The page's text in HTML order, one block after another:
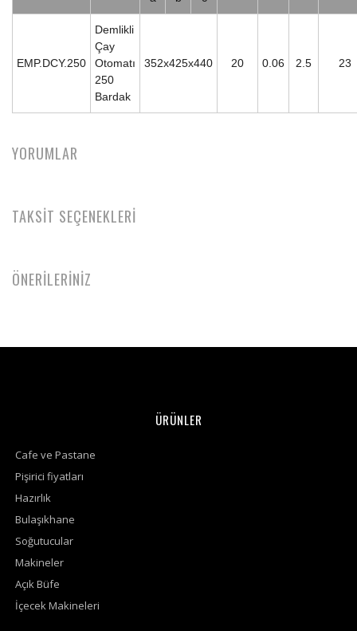
EMP.DCY.250
Demlikli
Çay
Otomatı
250
Bardak
352x425x440 20 0.06 2.5 23
YORUMLAR
TAKSİT SEÇENEKLERİ
ÖNERİLERİNİZ
ÜRÜNLER
Cafe ve Pastane
Pişirici fiyatları
Hazırlık
Bulaşıkhane
Soğutucular
Makineler
Açık Büfe
İçecek Makineleri